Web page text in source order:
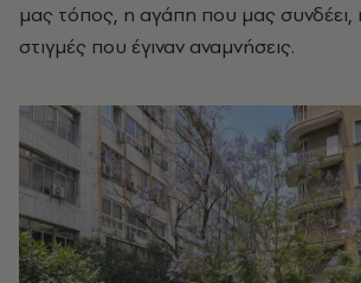
μας τόπος, η αγάπη που μας συνδέει,
στιγμές που έγιναν αναμνήσεις.